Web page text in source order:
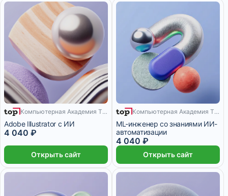
6 месяцев Компьютерная Академия TOP
Adobe Illustrator с ИИ
4 040 ₽
Открыть сайт
12 месяцев Компьютерная Академия TOP
ML-инженер со знаниями ИИ-
автоматизации
4 040 ₽
Открыть сайт